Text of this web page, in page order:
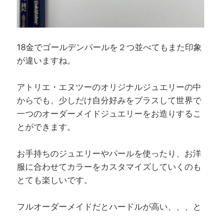
18金でゴールデンパールを２つ並べてもまた印象
が違いますね。
アトリエ・エヌツーのオリジナルジュエリーの中
からでも、少しだけ自分好みをプラスして世界で
一つのオーダーメイドジュエリーをお造りするこ
とができます。
お手持ちのジュエリーやパールを使ったり、お洋
服に合わせてカラーをカスタマイズしていくのも
とても楽しいです。
フルオーダーメイドだとハードルが高い、、、と